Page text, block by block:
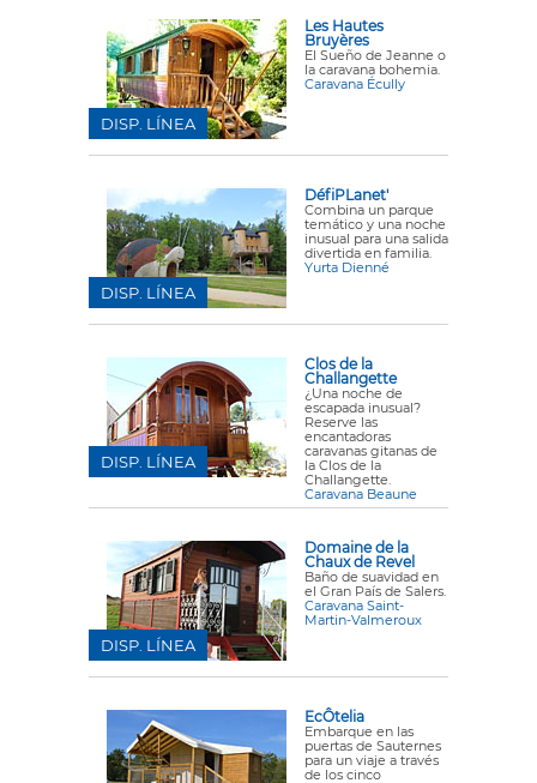
Les Hautes
Bruyères
El Sueño de Jeanne o
la caravana bohemia.
Caravana Écully
DISP. LÍNEA
DéfiPLanet'
Combina un parque
temático y una noche
inusual para una salida
divertida en familia.
Yurta Dienné
DISP. LÍNEA
Clos de la
Challangette
¿Una noche de
escapada inusual?
Reserve las
encantadoras
caravanas gitanas de
la Clos de la
Challangette.
Caravana Beaune
DISP. LÍNEA
Domaine de la
Chaux de Revel
Baño de suavidad en
el Gran País de Salers.
Caravana Saint-
Martin-Valmeroux
DISP. LÍNEA
EcÔtelia
Embarque en las
puertas de Sauternes
para un viaje a través
de los cinco